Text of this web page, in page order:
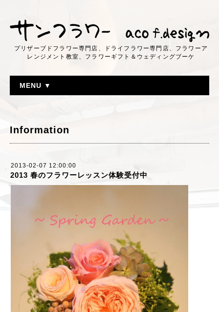
プリザーブドフラワー専門店、ドライフラワー専門店、フラワーア
レンジメント教室、フラワーギフト＆ウェディングブーケ
MENU ▼
Information
2013-02-07 12:00:00
2013 春のフラワーレッスン体験受付中